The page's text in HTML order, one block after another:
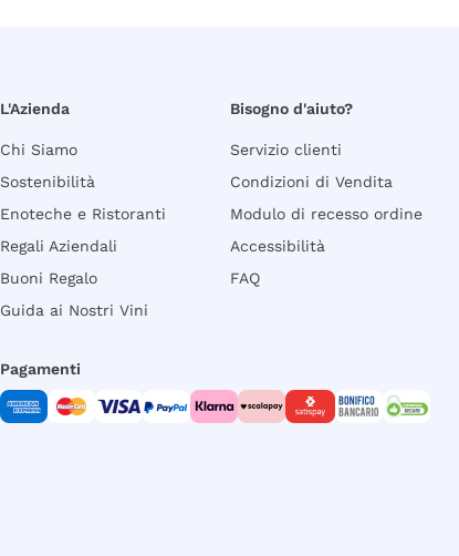
L'Azienda
Chi Siamo
Sostenibilità
Enoteche e Ristoranti
Regali Aziendali
Buoni Regalo
Guida ai Nostri Vini
Bisogno d'aiuto?
Servizio clienti
Condizioni di Vendita
Modulo di recesso ordine
Accessibilità
FAQ
Pagamenti